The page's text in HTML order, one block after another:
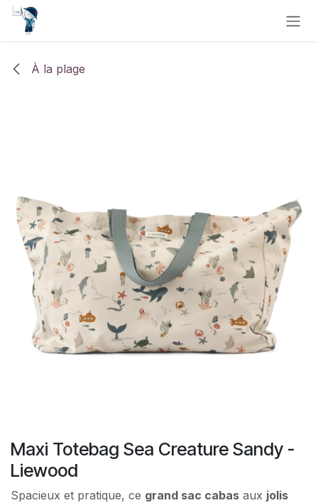
Se rendre au contenu
À la plage
Maxi Totebag Sea Creature Sandy -
Liewood
Spacieux et pratique, ce grand sac cabas aux jolis